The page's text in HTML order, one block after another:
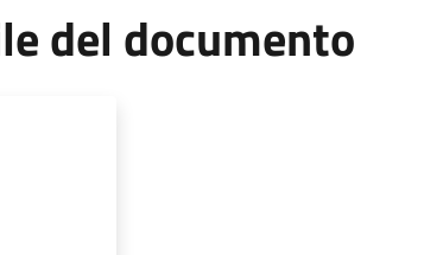
del documento